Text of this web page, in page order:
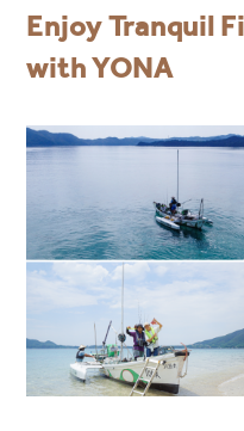
Enjoy Tranquil
with YONA